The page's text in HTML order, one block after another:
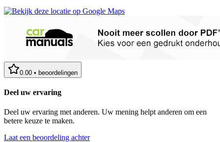
0.00 • beoordelingen
Deel uw ervaring
Deel uw ervaring met anderen. Uw mening helpt anderen om een
betere keuze te maken.
Laat een beoordeling achter